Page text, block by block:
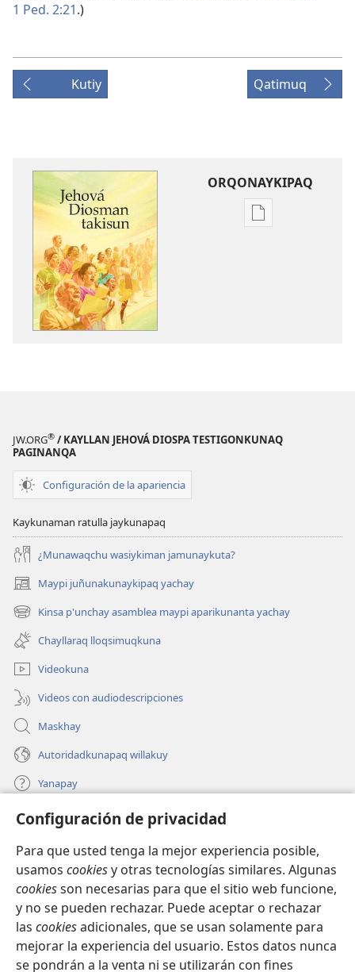
Configuración de privacidad
Para que usted tenga la mejor experiencia posible,
usamos cookiesy otras tecnologías similares. Algunas
cookiesson necesarias para que el sitio web funcione,
y no se pueden rechazar. Puede aceptar o rechazar
las cookiesadicionales, que se usan solamente para
mejorar la experiencia del usuario. Estos datos nunca
se pondrán a la venta ni se utilizarán con fines
1 Ped. 2:21.)
Kutiy Qatimuq
ORQONAYKIPAQ
Kaypi
JW.ORG® / KAYLLAN JEHOVÁ DIOSPA TESTIGONKUNAQ
PAGINANQA
Configuración de la apariencia
Kaykunaman ratulla jaykunapaq
¿Munawaqchu wasiykiman jamunaykuta?
Maypi juñunakunaykipaq yachay
(abre
una
nueva
ventana)
Kinsa p'unchay asamblea maypi aparikunanta yachay
(abre
una
nueva
ventana)
Chayllaraq lloqsimuqkuna
Videokuna
Videos con audiodescripciones
Maskhay
Autoridadkunapaq willakuy
Yanapay
Donacionta churanapaq
una
nueva
ventana)
INTERNETPI QELQANCHISKUNA Watchtower™
(abre
una
nueva
ventana)
JW Hub
(abre
una
nueva
ventana)
JW Library ®